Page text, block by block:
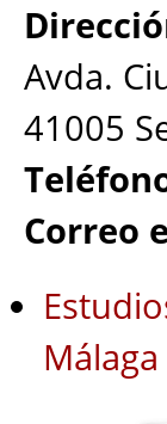
Avda.
41005
Correo
Málaga